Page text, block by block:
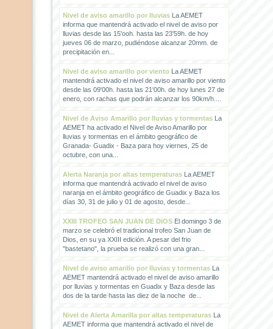
Nivel de aviso amarillo por lluviasLa AEMET
informa que mantendrá activado el nivel de aviso por
lluvias desde las 15'ooh. hasta las 23'59h. de hoy
jueves 06 de marzo, pudiéndose alcanzar 20mm. de
precipitación en...
Nivel de aviso amarillo por vientoLa AEMET
mantendrá activado el nivel de aviso amarillo por viento
desde las 09'00h. hasta las 21'00h. de hoy lunes 27 de
enero, con rachas que podrán alcanzar los 90km/h....
Nivel de Aviso Amarillo por lluvias y tormentasLa
AEMET ha activado el Nivel de Aviso Amarillo por
lluvias y tormentas en el ámbito geográfico de
Granada- Guadix - Baza para hoy viernes, 25 de
octubre, con una...
Alerta Naranja por altas temperaturasLa AEMET
informa que mantendrá activado el nivel de aviso
naranja en el ámbito geográfico de Guadix y Baza los
días 30, 31 de julio y 01 de agosto, desde...
XXIII TROFEO SAN JUAN DE DIOSEl domingo 3 de
marzo se celebró el tradicional trofeo San Juan de
Dios, en su ya XXIII edición. A pesar del frio
"bastetano", la prueba se realizó con una gran...
Nivel de aviso amarillo por lluvias y tormentasLa
AEMET mantendrá activado el nivel de aviso amarillo
por lluvias y tormentas en Guadix y Baza desde las
dos de la tarde hasta las diez de la noche de...
Nivel de Alerta Amarilla por altas temperaturasLa
AEMET informa que mantendrá activado el nivel de